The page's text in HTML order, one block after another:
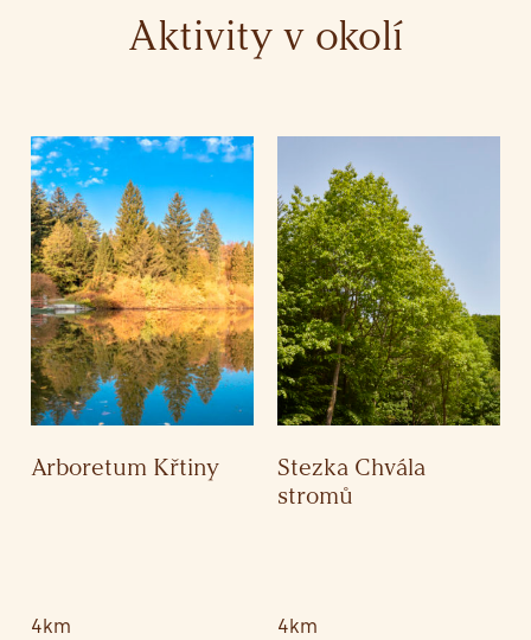
Aktivity v okolí
Arboretum Křtiny
4km
Stezka Chvála
stromů
4km